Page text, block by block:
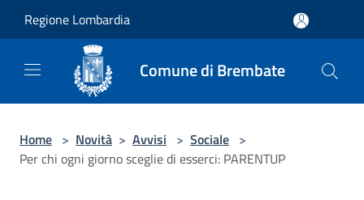
Regione Lombardia
Comune di Brembate
Home > Novità > Avvisi > Sociale >
Per chi ogni giorno sceglie di esserci: PARENTUP